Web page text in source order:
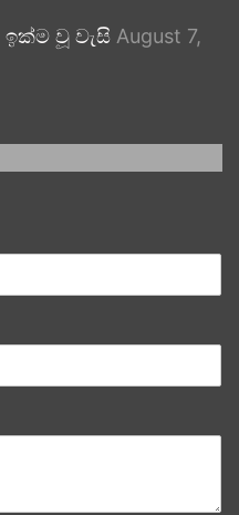
ඉක්ම වූ වැසි August 7,